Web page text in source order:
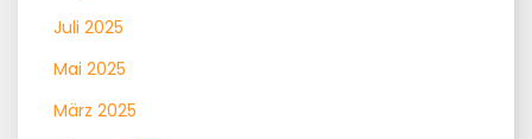
Juli 2025
Mai 2025
März 2025